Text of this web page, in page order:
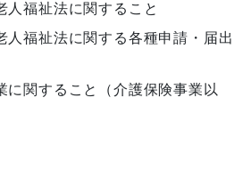
福祉法に関すること
福祉法に関する各種申請・届出
関すること（介護保険事業以